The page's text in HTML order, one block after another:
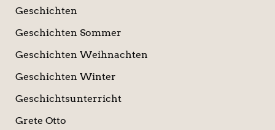
Geschichten
Geschichten Sommer
Geschichten Weihnachten
Geschichten Winter
Geschichtsunterricht
Grete Otto